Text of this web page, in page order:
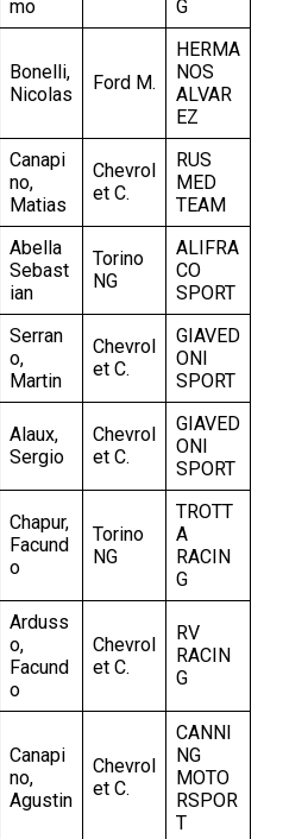
mo
G
Bonelli,
Nicolas
Ford M.
HERMA
NOS
ALVAR
EZ
Canapi
no,
Matias
Chevrol
et C.
RUS
MED
TEAM
Abella
Sebast
ian
Torino
NG
ALIFRA
CO
SPORT
Serran
o,
Martin
Chevrol
et C.
GIAVED
ONI
SPORT
Alaux,
Sergio
Chevrol
et C.
GIAVED
ONI
SPORT
Chapur,
Facund
o
Torino
NG
TROTT
A
RACIN
G
Arduss
o,
Facund
o
Chevrol
et C.
RV
RACIN
G
Canapi
no,
Agustin
Chevrol
et C.
CANNI
NG
MOTO
RSPOR
T